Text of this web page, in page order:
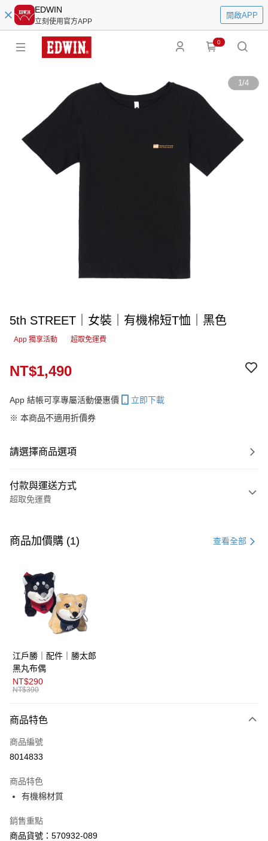
EDWIN
立刻使用官方APP
開啟APP
0
1/4
5th STREET｜女裝｜有機棉短T恤｜黑色
App 獨享活動 超取免運費
NT$1,490
App 結帳可享專屬活動優惠價
立即下載
※ 本商品不適用折價券
請選擇商品選項
付款與運送方式
超取免運費
信用卡一次付款
LINE Pay
AFTEE先享後付
【關於「AFTEE先享後付」】
便利好安心！
１．簡單：不需註冊會員、不需綁卡、不需儲值。
２．便利：只要手機號碼，簡訊認證，即可結帳。
３．安心：先確認商品／服務後，再付款。
１．於結帳方式選擇「AFTEE先享後付」後，將跳轉至「AFTEE先享後付」
２．訂單成立數日內，您將收到繳費通知簡訊。
３．收到繳費通知簡訊後14天內，點擊此簡訊中的連結，可透過四大超商／
購買商品的店家。未經商家同意取消之訂單仍視為有效，需透過AFTEE先享
後付繳納相關費用。
是否繳費成功／繳費後需取消欲退款等相關疑問，請聯繫「AFTEE先享後付
客戶支援中心」
運送方式
全家取貨付款
免運費
免運費
免運費
商品加價購 (1) 查看全部
江戶勝｜配件｜勝太郎
黑丸布偶
NT$290
NT$390
商品特色
商品編號
8014833
商品特色
有機棉材質
銷售重點
商品貨號：570932-089